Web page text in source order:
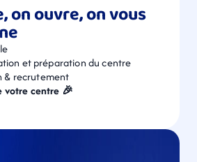
on ouvre, on vous
et préparation du centre
& recrutement
votre centre 🎉